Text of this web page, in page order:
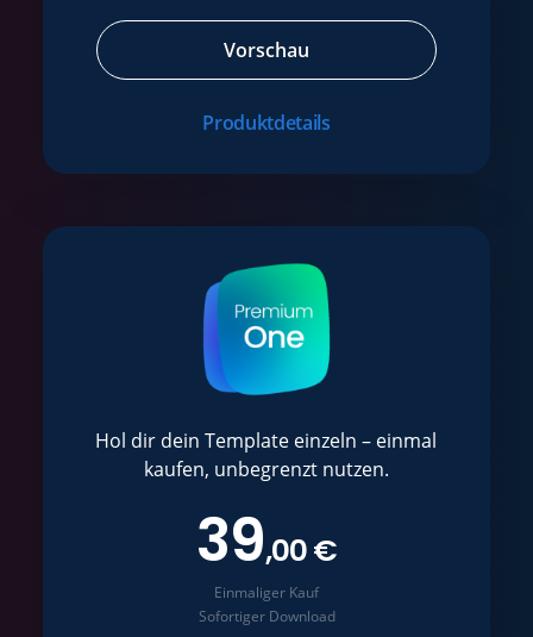
Vorschau
Produktdetails
Hol dir dein Template einzeln – einmal
kaufen, unbegrenzt nutzen.
39,00 €
Einmaliger Kauf
Sofortiger Download